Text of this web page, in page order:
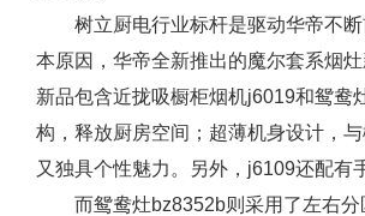
树立厨电行业标杆是驱动华帝不
本原因，华帝全新推出的魔尔套系烟
新品包含近拢吸橱柜烟机j6019和鸳鸯
构，释放厨房空间；超薄机身设计，
又独具个性魅力。另外，j6109还配有
而鸳鸯灶bz8352b则采用了左右